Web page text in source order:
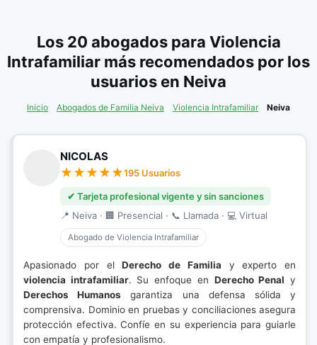
Los 20 abogados para Violencia
Intrafamiliar más recomendados por los
usuarios en Neiva
Inicio Abogados de Familia Neiva Violencia Intrafamiliar Neiva
NICOLAS
195 Usuarios
✔ Tarjeta profesional vigente y sin sanciones
📍 Neiva · 🏢 Presencial · 📞 Llamada · 💻 Virtual
Abogado de Violencia Intrafamiliar
Apasionado por elDerecho de Familia y experto en
violencia intrafamiliar. Su enfoque en Derecho Penal y
Derechos Humanos garantiza una defensa sólida y
comprensiva. Dominio en pruebas y conciliaciones asegura
protección efectiva. Confíe en su experiencia para guiarle
con empatía y profesionalismo.